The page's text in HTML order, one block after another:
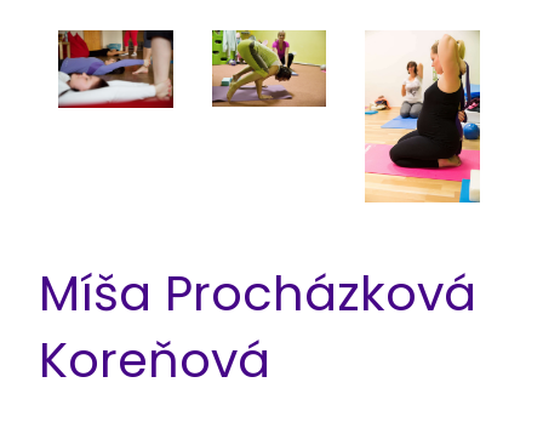
Míša Procházková
Koreňová